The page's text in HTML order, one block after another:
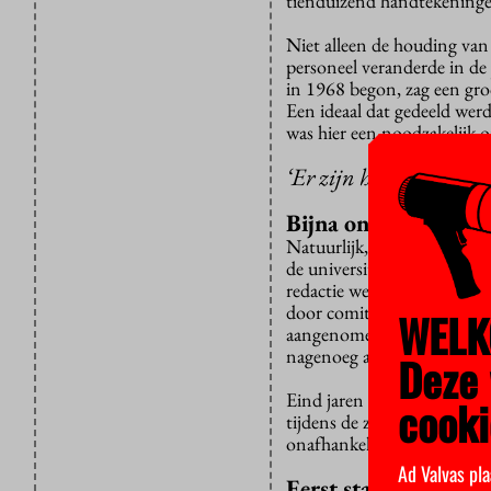
Niet alleen de houding
personeel veranderde in
in 1968 begon, zag een
Een ideaal dat gedeeld
was hier een noodzakelijk
‘Er zijn hier nu minder
Bijna ontslagen
Natuurlijk, er waren
de universiteit. Dat was
redactie werd ontslagen
door comité ‘Red Ad
aangenomen. “De
nagenoeg altijd
Eind jaren zeventig
tijdens de zoveelste
onafhankelijke pers
Ad Valvas